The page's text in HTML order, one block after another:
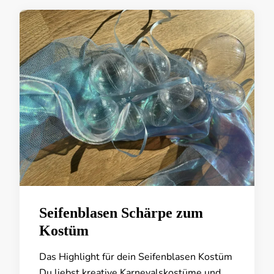
Seifenblasen Schärpe zum
Kostüm
Das Highlight für dein Seifenblasen Kostüm